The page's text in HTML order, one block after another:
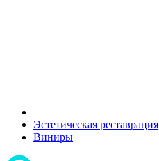
Эстетическая реставрация
Виниры